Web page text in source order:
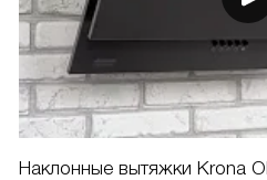
Наклонные вытяжки Krona